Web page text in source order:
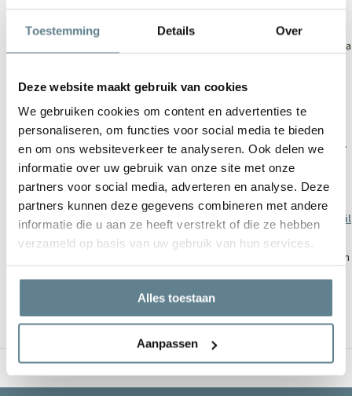
Toestemming Details Over
Deze website maakt gebruik van cookies
We gebruiken cookies om content en advertenties te
personaliseren, om functies voor social media te bieden
en om ons websiteverkeer te analyseren. Ook delen we
informatie over uw gebruik van onze site met onze
partners voor social media, adverteren en analyse. Deze
partners kunnen deze gegevens combineren met andere
informatie die u aan ze heeft verstrekt of die ze hebben
verzameld op basis van uw gebruik van hun services.
Alles toestaan
Aanpassen
Om gebruik te maken van dit recht kunt u contact met ons opnemen via
retour terugstorten mits het product reeds in goede orde retour
ontvangen is.”
"Het kan altijd voorkomen dat er iets niet helemaal gaat zoals gepland.
We raden u aan om klachten eerst bij ons kenbaar te maken door te
mailen naarverkoop@kantenklaarhagen.nl. Leidt dit niet tot een
oplossing, dan is het mogelijk om uw geschil aan te melden voor
bemiddeling via WebwinkelKeur
via https://www.webwinkelkeur.nl/kennisbank/consumenten/geschil
Tevens is het voor consumenten in de EU ook mogelijk om klachten aan
nog niet elders in behandeling is dan staat het u vrij om uw klacht te
deponeren via het platform van de Europese Unie."